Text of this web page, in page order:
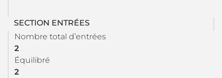
SECTION ENTRÉES
Nombre total d’entrées
2
Équilibré
2